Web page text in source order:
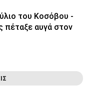
του Κοσόβου -
πέταξε αυγά στον